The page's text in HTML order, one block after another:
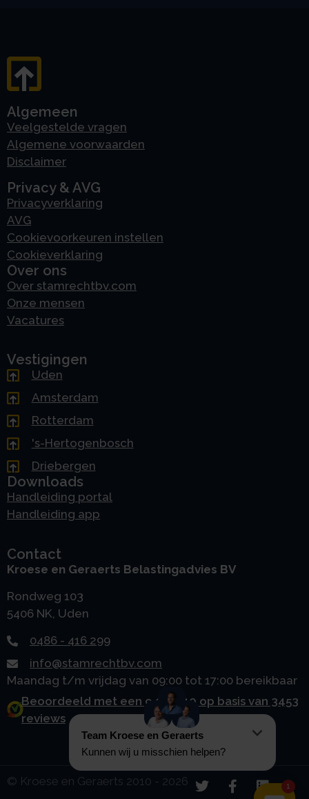
Algemeen
Veelgestelde vragen
Algemene voorwaarden
Disclaimer
Privacy & AVG
Privacyverklaring
AVG
Cookievoorkeuren instellen
Cookieverklaring
Over ons
Over stamrechtbv.com
Onze mensen
Vacatures
Vestigingen
Uden
Amsterdam
Rotterdam
's-Hertogenbosch
Driebergen
Downloads
Handleiding portal
Handleiding app
Contact
Kroese en Geraerts Belastingadvies BV
Rondweg 103
5406 NK, Uden
0486 - 416 299
info@stamrechtbv.com
Maandag t/m vrijdag van 09:00 tot 17:00 bereikbaar
Beoordeeld met een 9.0 uit 10 op basis van 3453
reviews
© Kroese en Geraerts 2010 - 2026